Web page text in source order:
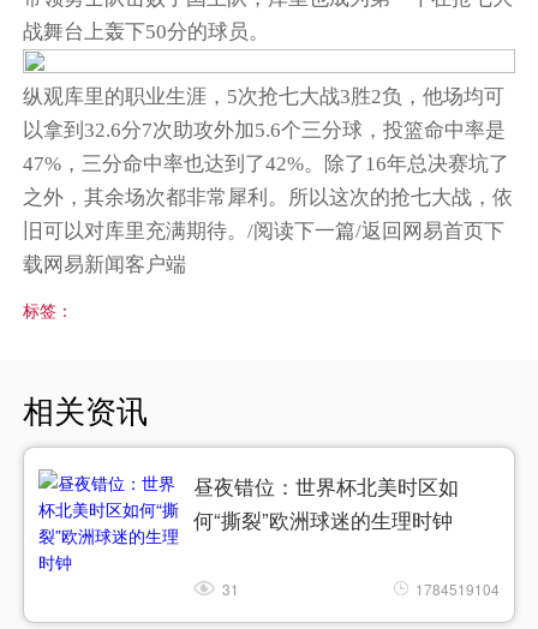
战舞台上轰下50分的球员。
纵观库里的职业生涯，5次抢七大战3胜2负，他场均可
以拿到32.6分7次助攻外加5.6个三分球，投篮命中率是
47%，三分命中率也达到了42%。除了16年总决赛坑了
之外，其余场次都非常犀利。所以这次的抢七大战，依
旧可以对库里充满期待。/阅读下一篇/返回网易首页下
载网易新闻客户端
标签：
相关资讯
昼夜错位：世界杯北美时区如
何“撕裂”欧洲球迷的生理时钟
31 1784519104